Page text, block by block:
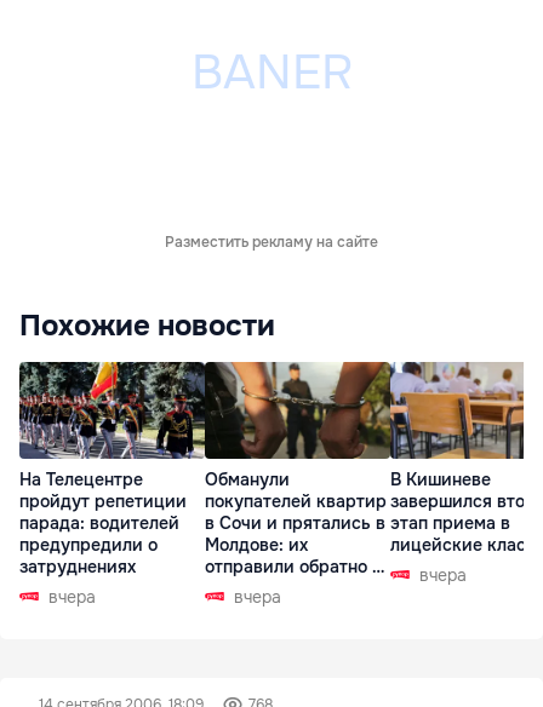
Разместить рекламу на сайте
Похожие новости
На Телецентре
пройдут репетиции
парада: водителей
предупредили о
затруднениях
вчера
Обманули
покупателей квартир
в Сочи и прятались в
Молдове: их
отправили обратно в
РФ вчера
В Кишиневе
завершился
этап приема в
лицейские
вчера